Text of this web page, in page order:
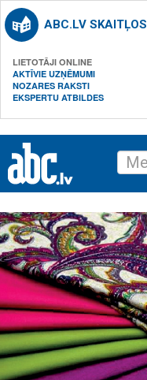
ABC.LV SKAITĻOS
LIETOTĀJI ONLINE
AKTĪVIE UZŅĒMUMI
NOZARES RAKSTI
EKSPERTU ATBILDES